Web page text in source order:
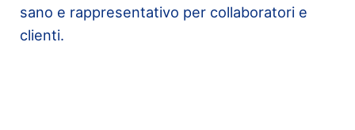
sano e rappresentativo per collaboratori e
clienti.